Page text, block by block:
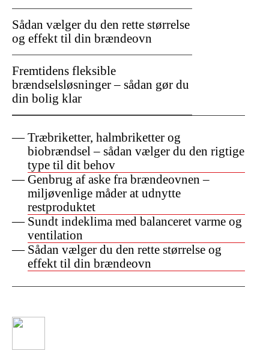
Træbriketter, halmbriketter og
biobrændsel – sådan vælger du den rigtige
type til dit behov
Genbrug af aske fra brændeovnen –
miljøvenlige måder at udnytte
restproduktet
Sundt indeklima med balanceret varme og
ventilation
Sådan vælger du den rette størrelse og
effekt til din brændeovn
Sådan vælger du den rette størrelse
og effekt til din brændeovn
Fremtidens fleksible
brændselsløsninger – sådan gør du
din bolig klar